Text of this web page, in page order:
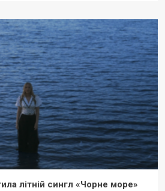
літній сингл «Чорне море»